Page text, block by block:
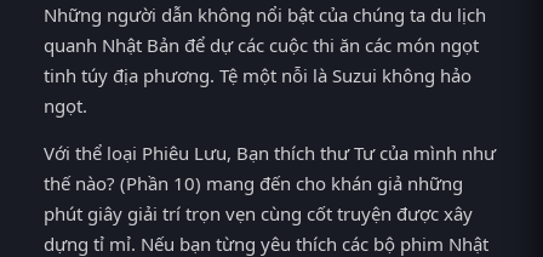
Những người dẫn không nổi bật của chúng ta du lịch
quanh Nhật Bản để dự các cuộc thi ăn các món ngọt
tinh túy địa phương. Tệ một nỗi là Suzui không hảo
ngọt.
Với thể loại Phiêu Lưu, Bạn thích thư Tư của mình như
thế nào? (Phần 10) mang đến cho khán giả những
phút giây giải trí trọn vẹn cùng cốt truyện được xây
dựng tỉ mỉ. Nếu bạn từng yêu thích các bộ phim Nhật